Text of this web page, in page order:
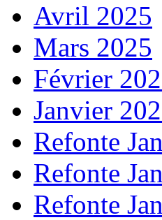
Avril 2025
Mars 2025
Février
Janvier
Refonte
Refonte
Refonte